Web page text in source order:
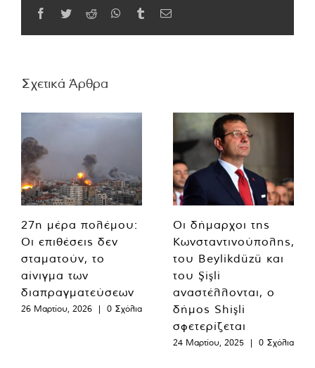
Facebook
TwitterReddit WhatsApp
TumblrEmail
Σχετικά Άρθρα
27η μέρα πολέμου:
Οι επιθέσεις δεν
σταματούν, το
αίνιγμα των
διαπραγματεύσεων
26 Μαρτίου, 2026 | 0 Σχόλια
Οι δήμαρχοι της
Κωνσταντινούπολης,
του Beylikdüzü και
του Şişli
αναστέλλονται, ο
δήμος Shişli
σφετερίζεται
24 Μαρτίου, 2025 | 0 Σχόλια